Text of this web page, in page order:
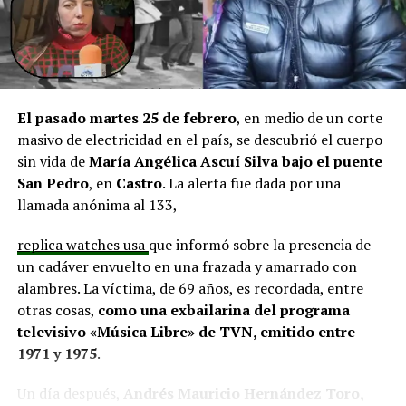
y el cierre perimetral del Club Deportivo Aucar, obras
fundamentales para el desarrollo comunitario.
El alcalde de Quemchi, Javier Ugarte, expresó una
situación similar, señalando que en su comuna tienen
proyectos elegibles tanto en PMU como en PMB, pero
que hasta la fecha no han recibido respuesta clara sobre
si se entregarán los recursos.“Preocupa esta situación,
estos son proyectos que vienen trabajándose desde
hace tiempo y que hoy están en riesgo por la falta de
En la comuna deCuraco de Vélez, la alcaldesa Javiera
Yáñezindicó que históricamente la Subdere ha apoyado
a los municipios en diversos proyectos y que confía en
que durante el año se asignen nuevos recursos, aunque
reconoció una disminución evidente en comparación
ha presentado iniciativas por más de 200 millones de
El pasado martes 25 de febrero, en medio de un corte
masivo de electricidad en el país, se descubrió el cuerpo
sin vida deMaría Angélica Ascuí Silvabajo el puente
San Pedro, en Castro. La alerta fue dada por una
llamada anónima al 133,
replica watches usa que informó sobre la presencia de
un cadáver envuelto en una frazada y amarrado con
alambres. La víctima, de 69 años, es recordada, entre
otras cosas, como una exbailarina del programa
televisivo «Música Libre» de TVN, emitido entre
1971 y 1975.
Un día después,
Andrés Mauricio Hernández Toro,